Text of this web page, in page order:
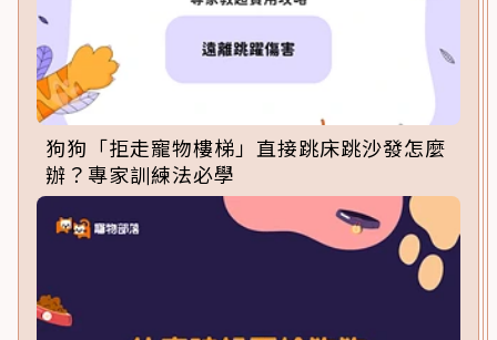
狗狗「拒走寵物樓梯」直接跳床跳沙發怎麼
辦？專家訓練法必學